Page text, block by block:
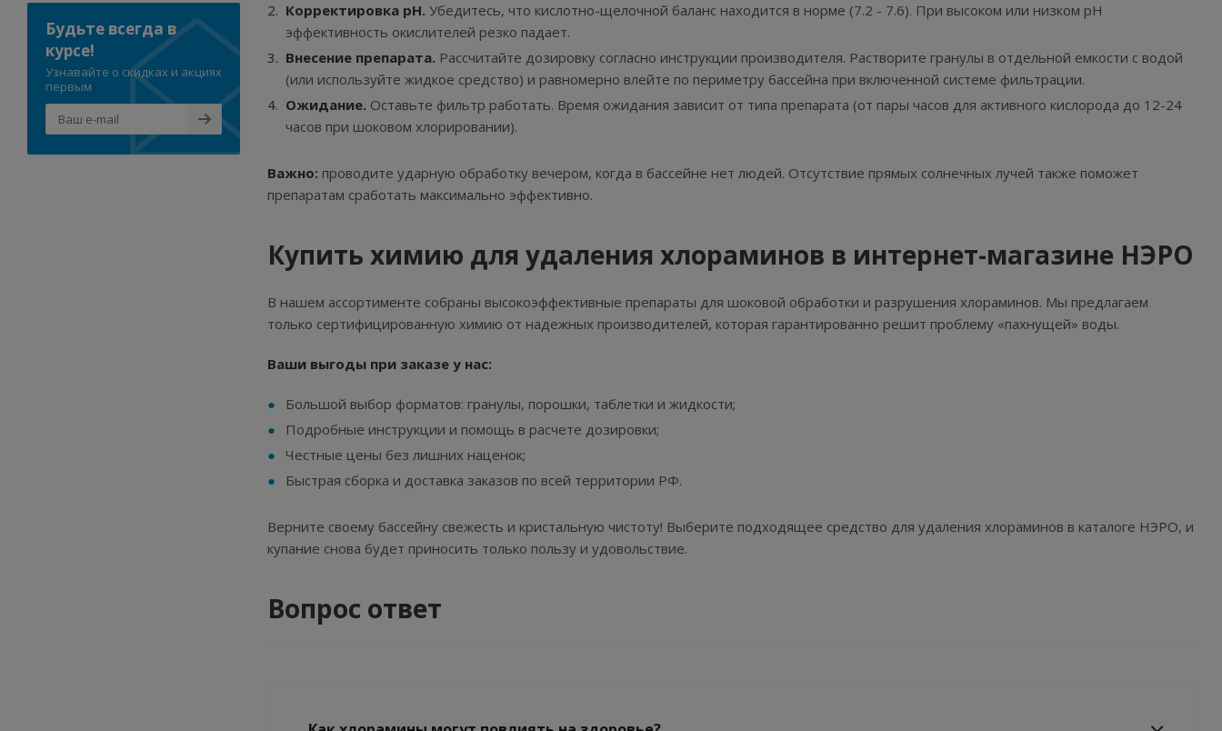
Корректировка pH. Убедитесь, что кислотно-щелочной баланс находится в норме (7.2 - 7.6). При высоком или низком pH
эффективность окислителей резко падает.
Внесение препарата. Рассчитайте дозировку согласно инструкции производителя. Растворите гранулы в отдельной емкости с водой
(или используйте жидкое средство) и равномерно влейте по периметру бассейна при включенной системе фильтрации.
Ожидание. Оставьте фильтр работать. Время ожидания зависит от типа препарата (от пары часов для активного кислорода до 12-24
часов при шоковом хлорировании).
Важно: проводите ударную обработку вечером, когда в бассейне нет людей. Отсутствие прямых солнечных лучей также поможет
препаратам сработать максимально эффективно.
Купить химию для удаления хлораминов в интернет-магазине НЭРО
В нашем ассортименте собраны высокоэффективные препараты для шоковой обработки и разрушения хлораминов. Мы предлагаем
только сертифицированную химию от надежных производителей, которая гарантированно решит проблему «пахнущей» воды.
Ваши выгоды при заказе у нас:
Большой выбор форматов: гранулы, порошки, таблетки и жидкости;
Подробные инструкции и помощь в расчете дозировки;
Честные цены без лишних наценок;
Быстрая сборка и доставка заказов по всей территории РФ.
Верните своему бассейну свежесть и кристальную чистоту! Выберите подходящее средство для удаления хлораминов в каталоге НЭРО, и
купание снова будет приносить только пользу и удовольствие.
Вопрос ответ
Будьте всегда в
курсе!
Узнавайте о скидках и акциях
первым